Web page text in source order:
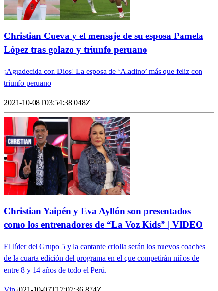
Christian Cueva y el mensaje de su esposa Pamela
López tras golazo y triunfo peruano
¡Agradecida con Dios! La esposa de ‘Aladino’ más que feliz con
triunfo peruano
2021-10-08T03:54:38.048Z
Christian Yaipén y Eva Ayllón son presentados
como los entrenadores de “La Voz Kids” | VIDEO
El líder del Grupo 5 y la cantante criolla serán los nuevos coaches
de la cuarta edición del programa en el que competirán niños de
entre 8 y 14 años de todo el Perú.
Vip2021-10-07T17:07:36.874Z